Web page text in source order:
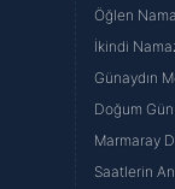
Öğlen
İkindi
Günaydın
Doğum
Marmaray
Saatlerin